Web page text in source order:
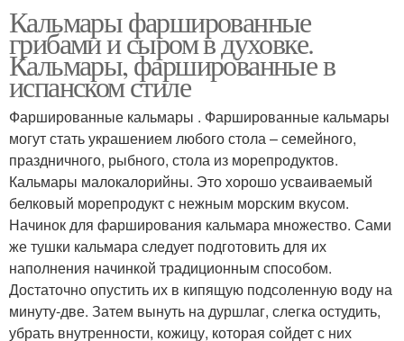
Кальмары фаршированные
грибами и сыром в духовке.
Кальмары, фаршированные в
испанском стиле
Фаршированные кальмары . Фаршированные кальмары
могут стать украшением любого стола – семейного,
праздничного, рыбного, стола из морепродуктов.
Кальмары малокалорийны. Это хорошо усваиваемый
белковый морепродукт с нежным морским вкусом.
Начинок для фарширования кальмара множество. Сами
же тушки кальмара следует подготовить для их
наполнения начинкой традиционным способом.
Достаточно опустить их в кипящую подсоленную воду на
минуту-две. Затем вынуть на дуршлаг, слегка остудить,
убрать внутренности, кожицу, которая сойдет с них